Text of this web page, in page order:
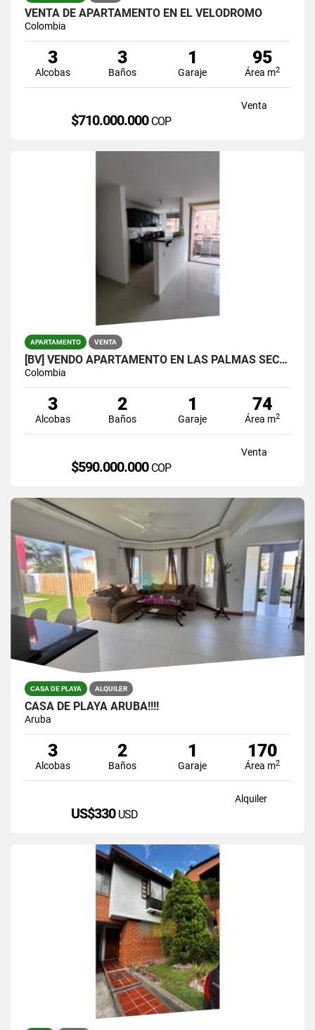
VENTA DE APARTAMENTO EN EL VELODROMO
Colombia
3
Alcobas
3
Baños
1
Garaje
95
Área m2
Venta
$710.000.000 COP
APARTAMENTO VENTA
[BV] VENDO APARTAMENTO EN LAS PALMAS SECTOR LOMA DEL INDIO
Colombia
3
Alcobas
2
Baños
1
Garaje
74
Área m2
Venta
$590.000.000 COP
CASA DE PLAYA ALQUILER
CASA DE PLAYA ARUBA!!!!
Aruba
3
Alcobas
2
Baños
1
Garaje
170
Área m2
Alquiler
US$330 USD